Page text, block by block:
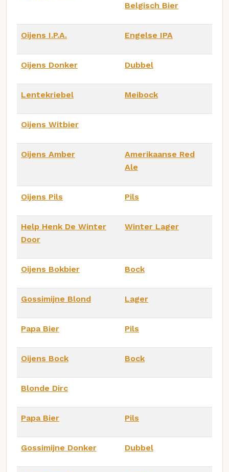
Belgisch Bier
Oijens I.P.A. Engelse IPA
Oijens Donker Dubbel
Lentekriebel Meibock
Oijens Witbier
Oijens Amber
Amerikaanse Red
Ale
Oijens Pils Pils
Help Henk De Winter
Door
Winter Lager
Oijens Bokbier Bock
Gossimijne Blond Lager
Papa Bier Pils
Oijens Bock Bock
Blonde Dirc
Papa Bier Pils
Gossimijne Donker Dubbel